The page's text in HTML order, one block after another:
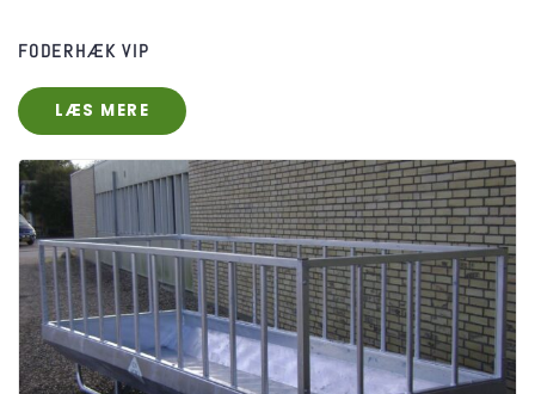
FODERHÆK VIP
LÆS MERE